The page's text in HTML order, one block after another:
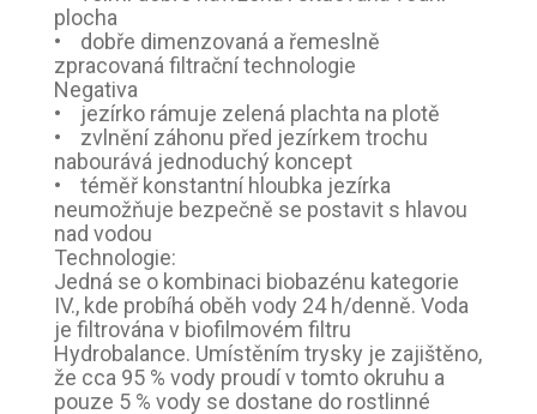
plocha
• dobře dimenzovaná a řemeslně
zpracovaná filtrační technologie
Negativa
• jezírko rámuje zelená plachta na plotě
• zvlnění záhonu před jezírkem trochu
nabourává jednoduchý koncept
• téměř konstantní hloubka jezírka
neumožňuje bezpečně se postavit s hlavou
nad vodou
Technologie:
Jedná se o kombinaci biobazénu kategorie
IV., kde probíhá oběh vody 24 h/denně. Voda
je filtrována v biofilmovém filtru
Hydrobalance. Umístěním trysky je zajištěno,
že cca 95 % vody proudí v tomto okruhu a
pouze 5 % vody se dostane do rostlinné